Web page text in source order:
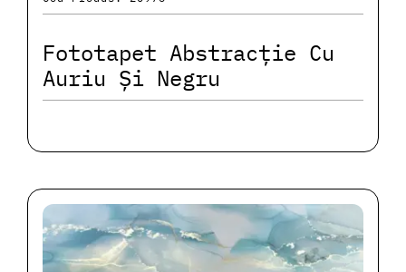
Fototapet Abstracție Cu
Auriu Și Negru